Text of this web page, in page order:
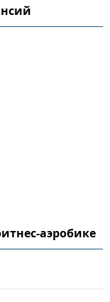
аэробике